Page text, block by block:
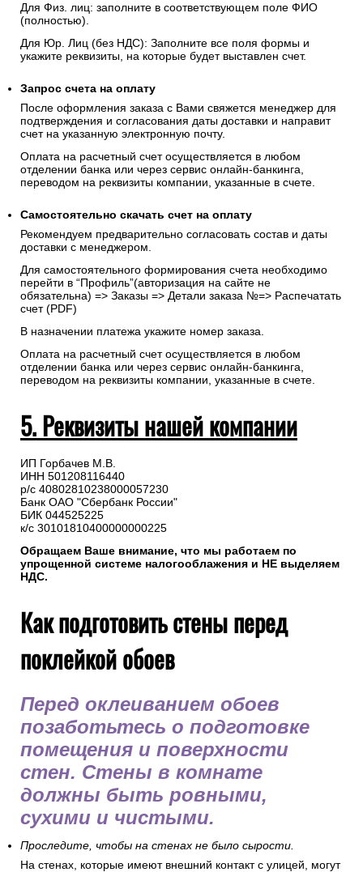
Для Физ. лиц: заполните в соответствующем поле ФИО
(полностью).
Для Юр. Лиц (без НДС): Заполните все поля формы и
укажите реквизиты, на которые будет выставлен счет.
Запрос счета на оплату
После оформления заказа с Вами свяжется менеджер для
подтверждения и согласования даты доставки и направит
счет на указанную электронную почту.
Оплата на расчетный счет осуществляется в любом
отделении банка или через сервис онлайн-банкинга,
переводом на реквизиты компании, указанные в счете.
Самостоятельно скачать счет на оплату
Рекомендуем предварительно согласовать состав и даты
доставки с менеджером.
Для самостоятельного формирования счета необходимо
перейти в “Профиль”(авторизация на сайте не
обязательна) => Заказы => Детали заказа №=> Распечатать
счет (PDF)
В назначении платежа укажите номер заказа.
Оплата на расчетный счет осуществляется в любом
отделении банка или через сервис онлайн-банкинга,
переводом на реквизиты компании, указанные в счете.
5. Реквизиты нашей компании
ИП Горбачев М.В.
ИНН 501208116440
р/с 40802810238000057230
Банк ОАО "Сбербанк России"
БИК 044525225
к/с 30101810400000000225
Обращаем Ваше внимание, что мы работаем по
упрощенной системе налогооблажения и НЕ выделяем
НДС.
Как подготовить стены перед
поклейкой обоев
Перед оклеиванием обоев
позаботьтесь о подготовке
помещения и поверхности
стен. Стены в комнате
должны быть ровными,
сухими и чистыми.
Проследите, чтобы на стенах не было сырости.
На стенах, которые имеют внешний контакт с улицей, могут